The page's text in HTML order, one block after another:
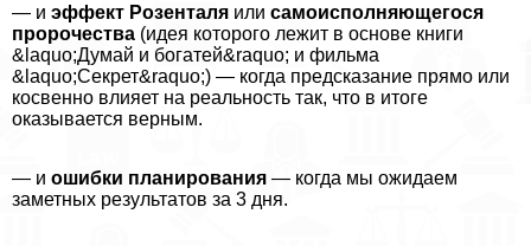
— и эффект Розенталя или самоисполняющегося
пророчества (идея которого лежит в основе книги
&laquo;Думай и богатей&raquo; и фильма
&laquo;Секрет&raquo;) — когда предсказание прямо или
косвенно влияет на реальность так, что в итоге
оказывается верным.
— и ошибки планирования — когда мы ожидаем
заметных результатов за 3 дня.